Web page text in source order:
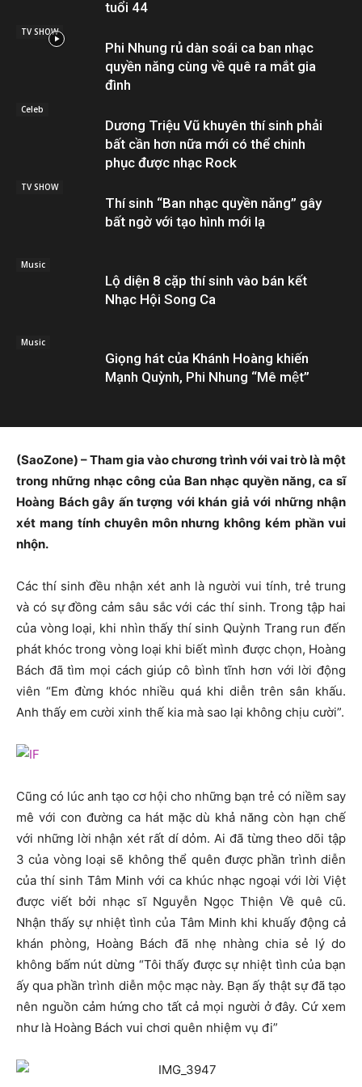
tuổi 44
TV SHOW
Phi Nhung rủ dàn soái ca ban nhạc
quyền năng cùng về quê ra mắt gia
đình
Celeb
Dương Triệu Vũ khuyên thí sinh phải
bất cần hơn nữa mới có thể chinh
phục được nhạc Rock
TV SHOW
Thí sinh “Ban nhạc quyền năng” gây
bất ngờ với tạo hình mới lạ
Music
Lộ diện 8 cặp thí sinh vào bán kết
Nhạc Hội Song Ca
Music
Giọng hát của Khánh Hoàng khiến
Mạnh Quỳnh, Phi Nhung “Mê mệt”
(SaoZone) – Tham gia vào chương trình với vai trò là một
trong những nhạc công của Ban nhạc quyền năng, ca sĩ
Hoàng Bách gây ấn tượng với khán giả với những nhận
xét mang tính chuyên môn nhưng không kém phần vui
nhộn.
Các thí sinh đều nhận xét anh là người vui tính, trẻ trung
và có sự đồng cảm sâu sắc với các thí sinh. Trong tập hai
của vòng loại, khi nhìn thấy thí sinh Quỳnh Trang run đến
phát khóc trong vòng loại khi biết mình được chọn, Hoàng
Bách đã tìm mọi cách giúp cô bình tĩnh hơn với lời động
viên “Em đừng khóc nhiều quá khi diễn trên sân khấu.
Anh thấy em cười xinh thế kia mà sao lại không chịu cười”.
Cũng có lúc anh tạo cơ hội cho những bạn trẻ có niềm say
mê với con đường ca hát mặc dù khả năng còn hạn chế
với những lời nhận xét rất dí dỏm. Ai đã từng theo dõi tập
3 của vòng loại sẽ không thể quên được phần trình diễn
của thí sinh Tâm Minh với ca khúc nhạc ngoại với lời Việt
được viết bởi nhạc sĩ Nguyễn Ngọc Thiện Về quê cũ.
Nhận thấy sự nhiệt tình của Tâm Minh khi khuấy động cả
khán phòng, Hoàng Bách đã nhẹ nhàng chia sẻ lý do
không bấm nút dừng “Tôi thấy được sự nhiệt tình của bạn
ấy qua phần trình diễn mộc mạc này. Bạn ấy thật sự đã tạo
nên nguồn cảm hứng cho tất cả mọi người ở đây. Cứ xem
như là Hoàng Bách vui chơi quên nhiệm vụ đi”